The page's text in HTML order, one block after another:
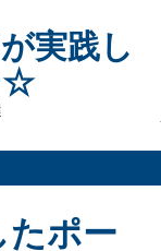
実践し
☆
たポー